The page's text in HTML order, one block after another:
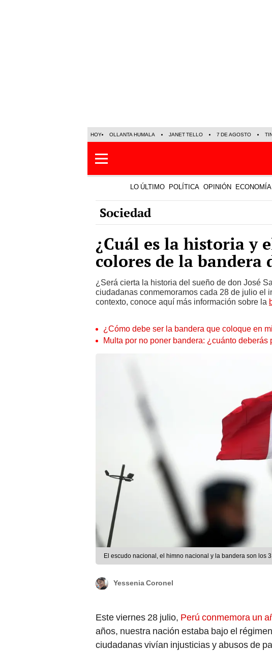
HOY OLLANTA HUMALA JANET TELLO 7 DE AGOSTO
LO ÚLTIMO POLÍTICA OPINIÓN ECONOMÍA
Sociedad
¿Cuál es la historia y
colores de la bandera
¿Será cierta la historia del sueño de don José
ciudadanas conmemoramos cada 28 de julio el
contexto, conoce aquí más información sobre la
¿Cómo debe ser la bandera que coloque en
Multa por no poner bandera: ¿cuánto
El escudo nacional, el himno nacional y la bandera son los
Yessenia Coronel
Este viernes 28 julio, Perú conmemora un
años, nuestra nación estaba bajo el
ciudadanas vivían injusticias y abusos de